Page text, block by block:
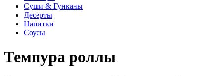
Суши & Гунканы
Десерты
Напитки
Соусы
Темпура роллы